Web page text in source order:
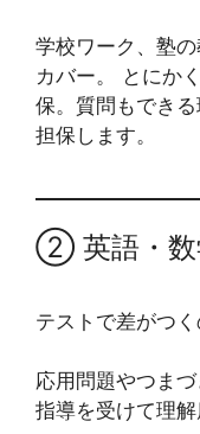
学校ワーク、塾
カバー。 とにか
保。質問もでき
担保します。
② 英語・数
テストで差がつく
応用問題やつま
指導を受けて理解